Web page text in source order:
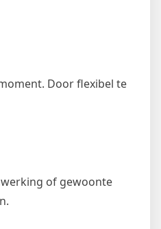
Door flexibel te
of gewoonte